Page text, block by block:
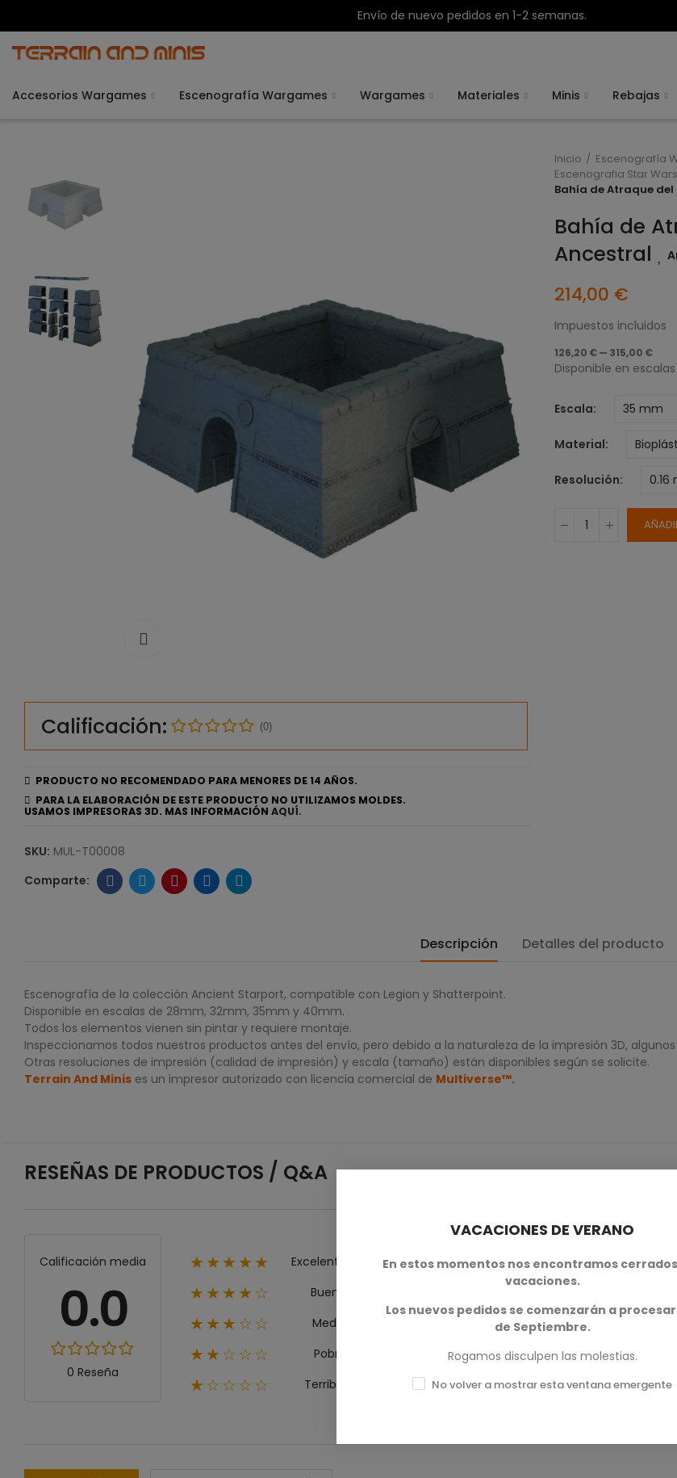
Envío de nuevo pedidos en 1-2 semanas.
Accesorios Wargames Escenografía Wargames Wargames Materiales Minis Rebajas
Calificación: (0)
PRODUCTO NO RECOMENDADO PARA MENORES DE 14 AÑOS.
PARA LA ELABORACIÓN DE ESTE PRODUCTO NO UTILIZAMOS MOLDES.
USAMOS IMPRESORAS 3D. MAS INFORMACIÓN AQUÍ.
SKU: MUL-T00008
Inicio Escenografía
Escenografia Star
Bahía de Atraque
Bahía de
Ancestral
214,00 €
Impuestos incluidos
126,20 € — 315,00 €
Disponible en
Escala
Material
Resolución
Descripción Detalles del producto
Escenografía de la colección Ancient Starport, compatible con Legion y Shatterpoint.
Disponible en escalas de 28mm, 32mm, 35mm y 40mm.
Todos los elementos vienen sin pintar y requiere montaje.
Inspeccionamos todos nuestros productos antes del envío, pero debido a la naturaleza de la impresión 3D,
Otras resoluciones de impresión (calidad de impresión) y escala (tamaño) están disponibles según se solicite.
Terrain And Minis es un impresor autorizado con licencia comercial de Multiverse™.
RESEÑAS DE PRODUCTOS / Q&A
Calificación media
0.0
0 Reseña
★★★★★ Excelente 0
★★★★☆ Bueno
★★★☆☆ Medio 0
★★☆☆☆ Pobre 0
★☆☆☆☆ Terrible 0
VACACIONES DE VERANO
En estos momentos nos encontramos
vacaciones.
Los nuevos pedidos se comenzarán a procesar
de Septiembre.
Rogamos disculpen las molestias.
No volver a mostrar esta ventana emergente